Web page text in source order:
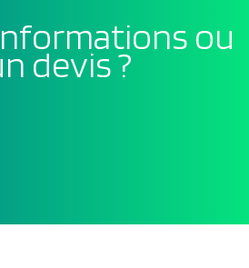
ou
devis ?